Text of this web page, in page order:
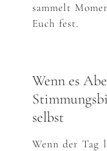
sammelt
Euch fest.
Wenn es
selbst
Wenn der Tag